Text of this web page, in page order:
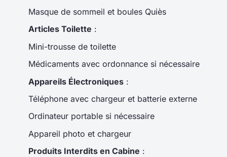
Masque de sommeil et boules Quiès
Articles Toilette :
Mini-trousse de toilette
Médicaments avec ordonnance si nécessaire
Appareils Électroniques :
Téléphone avec chargeur et batterie externe
Ordinateur portable si nécessaire
Appareil photo et chargeur
Produits Interdits en Cabine :